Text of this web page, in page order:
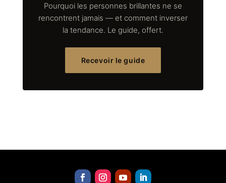
Pourquoi les personnes brillantes ne se
rencontrent jamais — et comment inverser
la tendance. Le guide, offert.
Recevoir le guide